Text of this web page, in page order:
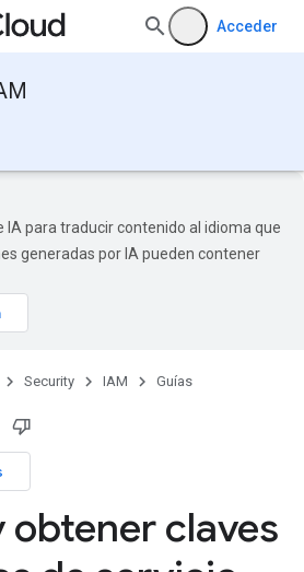
Acceder
IA para traducir contenido al idioma que
generadas por IA pueden contener
Security IAM Guías
obtener claves